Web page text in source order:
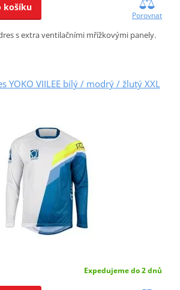
košíku
Porovnat
s extra ventilačními mřížkovými panely.
YOKO VIILEE bílý / modrý / žlutý XXL
Expedujeme do 2 dnů